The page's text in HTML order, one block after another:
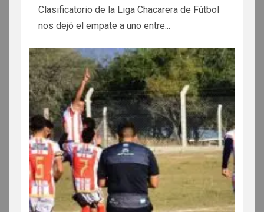
Clasificatorio de la Liga Chacarera de Fútbol
nos dejó el empate a uno entre...